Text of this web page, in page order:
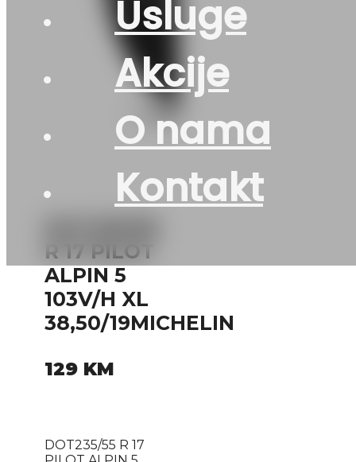
Usluge
Akcije
O nama
Kontakt
R 17 PILOT
ALPIN 5
103V/H XL
38,50/19MICHELIN
129 KM
DOT235/55 R 17